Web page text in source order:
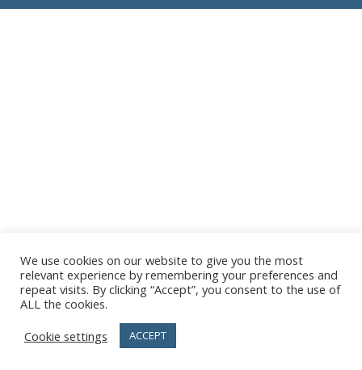
We use cookies on our website to give you the most
relevant experience by remembering your preferences and
repeat visits. By clicking “Accept”, you consent to the use of
ALL the cookies.
Cookie settings
ACCEPT